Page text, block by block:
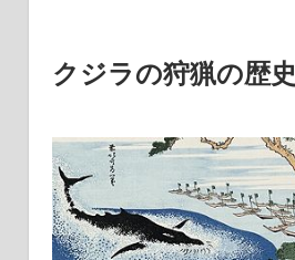
クジラの狩猟の歴史